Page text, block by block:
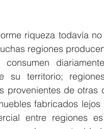
riqueza todavía
regiones
su territorio;
provenientes de
fabricados
entre regiones